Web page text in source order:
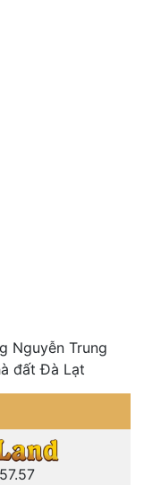
Nguyễn Trung
đất Đà Lạt